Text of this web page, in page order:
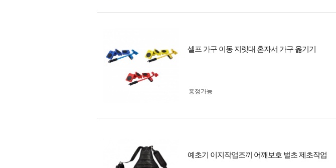
셀프 가구 이동 지렛대 혼자서 가구 옮기기
흥정가능
예초기 이지작업조끼 어깨보호 벌초 제초작업